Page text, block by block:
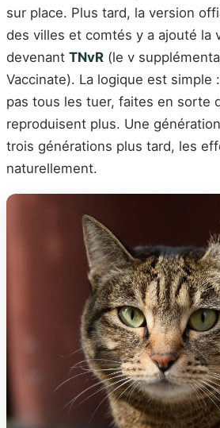
sur place. Plus tard, la version
des villes et comtés y a ajouté la
devenant TNvR (le v
Vaccinate). La logique est simple
pas tous les tuer, faites en sorte
reproduisent plus. Une
trois générations plus tard, les
naturellement.